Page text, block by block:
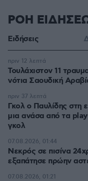
ΡΟΗ
Ειδήσεις
Τουλάχιστον 11
νότια Σαουδική
πριν 12 λεπτά
Γκολ ο Παυλίδης στη
μια ανάσα από τα
γκολ
πριν 37 λεπτά
Νεκρός σε πισίνα
εξαπάτησε πρώην
07.08.2026, 01:44
07.08.2026, 01:21